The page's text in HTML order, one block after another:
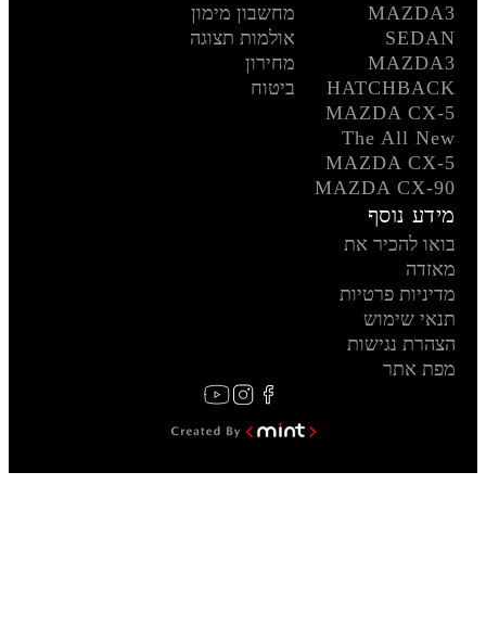
MAZDA3
SEDAN
MAZDA3
HATCHBACK
MAZDA CX-5
The All New
MAZDA CX-5
MAZDA CX-90
מחשבון מימון
אולמות תצוגה
מחירון
ביטוח
מידע נוסף
בואו להכיר את
מאזדה
מדיניות פרטיות
תנאי שימוש
הצהרת נגישות
מפת אתר